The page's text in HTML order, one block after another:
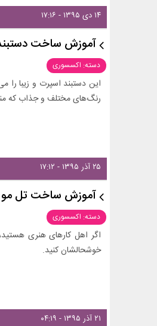
۱۴ دی ۱۳۹۵ - ۱۷:۱۶
آموزش ساخت دستبند
دسته: اکسسوری
این دستبند اسپرت و زیبا را
رنگ‌های مختلف و جذاب که
۲۵ آذر ۱۳۹۵ - ۱۷:۱۲
آموزش ساخت تل مو
دسته: اکسسوری
اگر اهل کارهای هنری
خوشحالشان کنید.
۲۱ آذر ۱۳۹۵ - ۰۴:۱۹